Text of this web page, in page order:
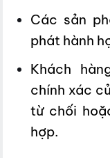
Các sản
phát hành
Khách
chính xác
từ chối
hợp.